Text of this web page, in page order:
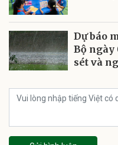
Dự báo
Bộ ngày
sét và